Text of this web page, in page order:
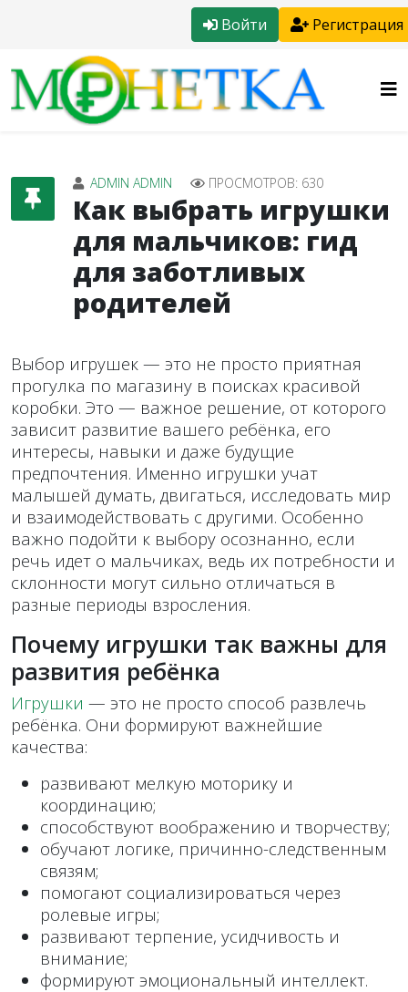
Войти Регистрация
ADMIN ADMIN ПРОСМОТРОВ: 630
Как выбрать игрушки
для мальчиков: гид
для заботливых
родителей
Выбор игрушек — это не просто приятная
прогулка по магазину в поисках красивой
коробки. Это — важное решение, от которого
зависит развитие вашего ребёнка, его
интересы, навыки и даже будущие
предпочтения. Именно игрушки учат
малышей думать, двигаться, исследовать мир
и взаимодействовать с другими. Особенно
важно подойти к выбору осознанно, если
речь идет о мальчиках, ведь их потребности и
склонности могут сильно отличаться в
разные периоды взросления.
Почему игрушки так важны для
развития ребёнка
Игрушки — это не просто способ развлечь
ребёнка. Они формируют важнейшие
качества:
развивают мелкую моторику и
координацию;
способствуют воображению и творчеству;
обучают логике, причинно-следственным
связям;
помогают социализироваться через
ролевые игры;
развивают терпение, усидчивость и
внимание;
формируют эмоциональный интеллект.